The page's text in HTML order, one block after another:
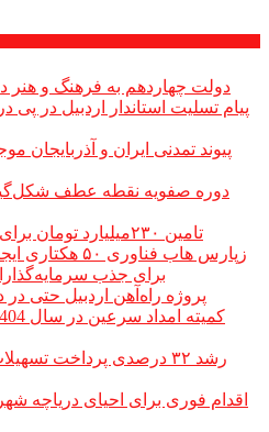
دولت چهاردهم به فرهنگ و هنر
تامین ۲۳۰میلیارد تومان برای تکمیل تالار شهر اردبیل
برای جذب
پروژه راه‌آهن اردبیل حتی